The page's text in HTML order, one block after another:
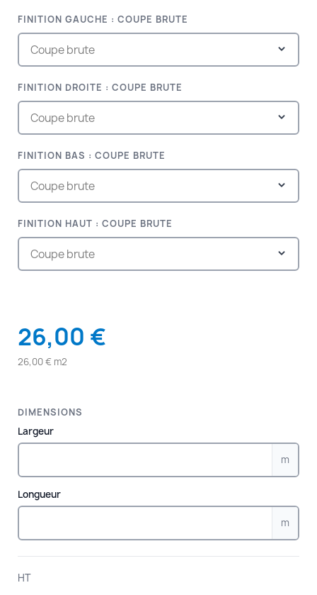
FINITION GAUCHE : COUPE BRUTE
FINITION DROITE : COUPE BRUTE
FINITION BAS : COUPE BRUTE
FINITION HAUT : COUPE BRUTE
26,00 €
26,00 € m2
DIMENSIONS
Largeur
m
Longueur
m
HT